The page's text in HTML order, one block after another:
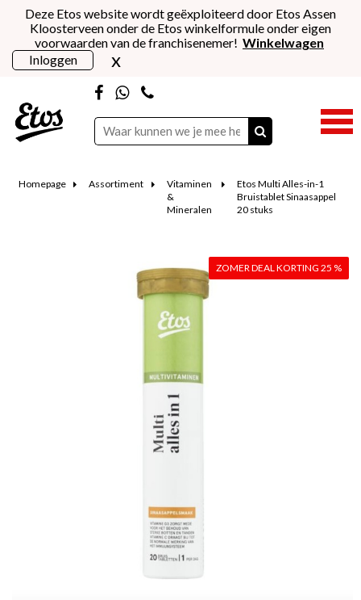
Deze Etos website wordt geëxploiteerd door Etos Assen
Kloosterveen onder de Etos winkelformule onder eigen
voorwaarden van de franchisenemer! Winkelwagen
Inloggen
x
Homepage Assortiment
Vitaminen
&
Mineralen
Etos Multi Alles-in-1
Bruistablet Sinaasappel
20 stuks
ZOMER DEAL KORTING 25 %